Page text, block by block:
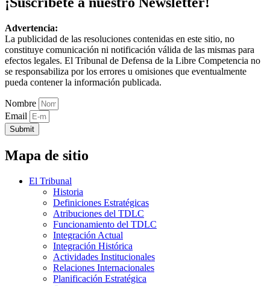
Advertencia:
La publicidad de las resoluciones contenidas en este sitio, no
constituye comunicación ni notificación válida de las mismas para
efectos legales. El Tribunal de Defensa de la Libre Competencia no
se responsabiliza por los errores u omisiones que eventualmente
pueda contener la información publicada.
Nombre
Email
Submit
Mapa de sitio
El Tribunal
Historia
Definiciones Estratégicas
Atribuciones del TDLC
Funcionamiento del TDLC
Integración Actual
Integración Histórica
Actividades Institucionales
Relaciones Internacionales
Planificación Estratégica